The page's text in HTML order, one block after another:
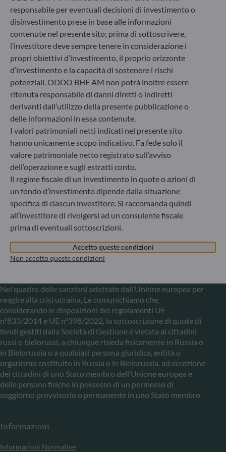
+49 (0) 211 239 24 01
Gallusanlage 8
60329 Frankfurt am Main
Germania
+49 (0) 69 920 50 0
Società di gestione del risparmio autorizzata dal
Bundesanstalt für Finanzdienstleistungsaufsicht (“BaFin”)
Registro delle imprese : HRB 11971 Tribunale distrettuale
di Düsseldorf
ODDO BHF Asset Management LUX
6, rue Gabriel Lippmann
L-5365 Munsbach
Lussemburgo
+352 45 76 76 245
Società di gestione patrimoniale approvata dalla
Commission de Surveillance du Secteur Financier (CSSF) –
Nel quadro delle sanzioni adottate dall’Unione europea per
reagire alla crisi ucraina, Le comunichiamo che,
considerando le disposizioni dei regolamenti UE
n°833/2014 e UE n°398/2022, la sottoscrizione di quote di
fondi gestiti dalla Società di Gestione è vietata ai cittadini
russi o bielorussi, a chiunque risieda fisicamente in Russia o
in Bielorussia o a qualsiasi persona giuridica, entità o
organismo costituito in Russia o in Bielorussia, ad eccezione
dei cittadini di uno Stato membro dell’Unione europea e
delle persone fisiche in possesso di un permesso di
soggiorno provvisorio o permanente in uno Stato membro.
Informazioni
Informazioni Normative
responsabile per eventuali decisioni di investimento o
disinvestimento prese in base alle informazioni
contenute nel presente sito; prima di sottoscrivere,
l’investitore deve sempre tenere in considerazione i
propri obiettivi d’investimento, il proprio orizzonte
d’investimento e la capacità di sostenere i rischi
potenziali. ODDO BHF AM non potrà inoltre essere
ritenuta responsabile di danni diretti o indiretti
derivanti dall’utilizzo della presente pubblicazione o
delle informazioni in essa contenute.
I valori patrimoniali netti indicati nel presente sito
hanno unicamente scopo indicativo. Fa fede solo il
valore patrimoniale netto registrato sull’avviso
dell’operazione e sugli estratti conto.
Il regime fiscale di un investimento in quote o azioni di
un fondo d’investimento dipende dalla situazione
specifica di ciascun investitore. Si raccomanda quindi
all’investitore di rivolgersi ad un consulente fiscale
prima di eventuali sottoscrizioni.
Accetto queste condizioni
Non accetto queste condizioni